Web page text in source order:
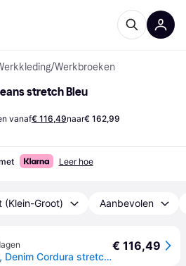
/Werkbroeken
stretch Bleu
vanaf€ 116,49naar€ 162,99
Leer hoe
(Klein-Groot) Aanbevolen
Blakläder, Werkbroek, Denim Cordura stretch broek (50)
€ 116,49